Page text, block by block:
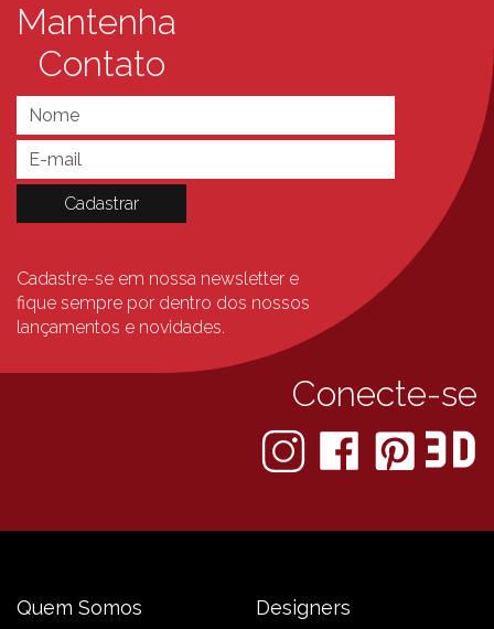
Mantenha
Contato
Cadastre-se em nossa newsletter e
fique sempre por dentro dos nossos
lançamentos e novidades.
Conecte-se
Quem Somos
Designers